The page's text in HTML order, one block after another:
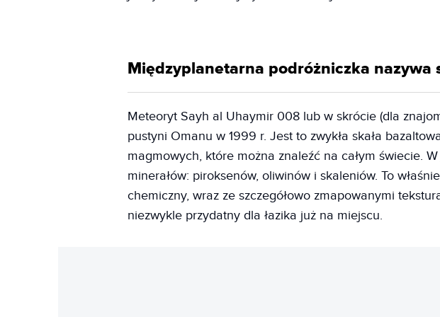
Międzyplanetarna podróżniczka nazywa
Meteoryt Sayh al Uhaymir 008 lub w skrócie (dla
pustyni Omanu w 1999 r. Jest to zwykła skała
magmowych, które można znaleźć na całym świecie.
minerałów: piroksenów, oliwinów i skaleniów. To
chemiczny, wraz ze szczegółowo zmapowanymi
niezwykle przydatny dla łazika już na miejscu.